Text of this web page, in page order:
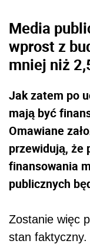
Media
wprost z
mniej niż
Jak zatem po
mają być
Omawiane
przewidują, że
finansowania
publicznych
Zostanie więc
stan